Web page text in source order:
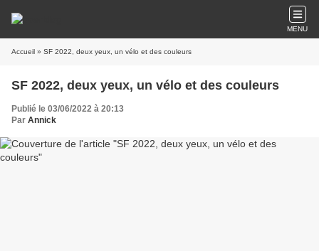
MENU
Accueil » SF 2022, deux yeux, un vélo et des couleurs
SF 2022, deux yeux, un vélo et des couleurs
Publié le 03/06/2022 à 20:13
Par Annick